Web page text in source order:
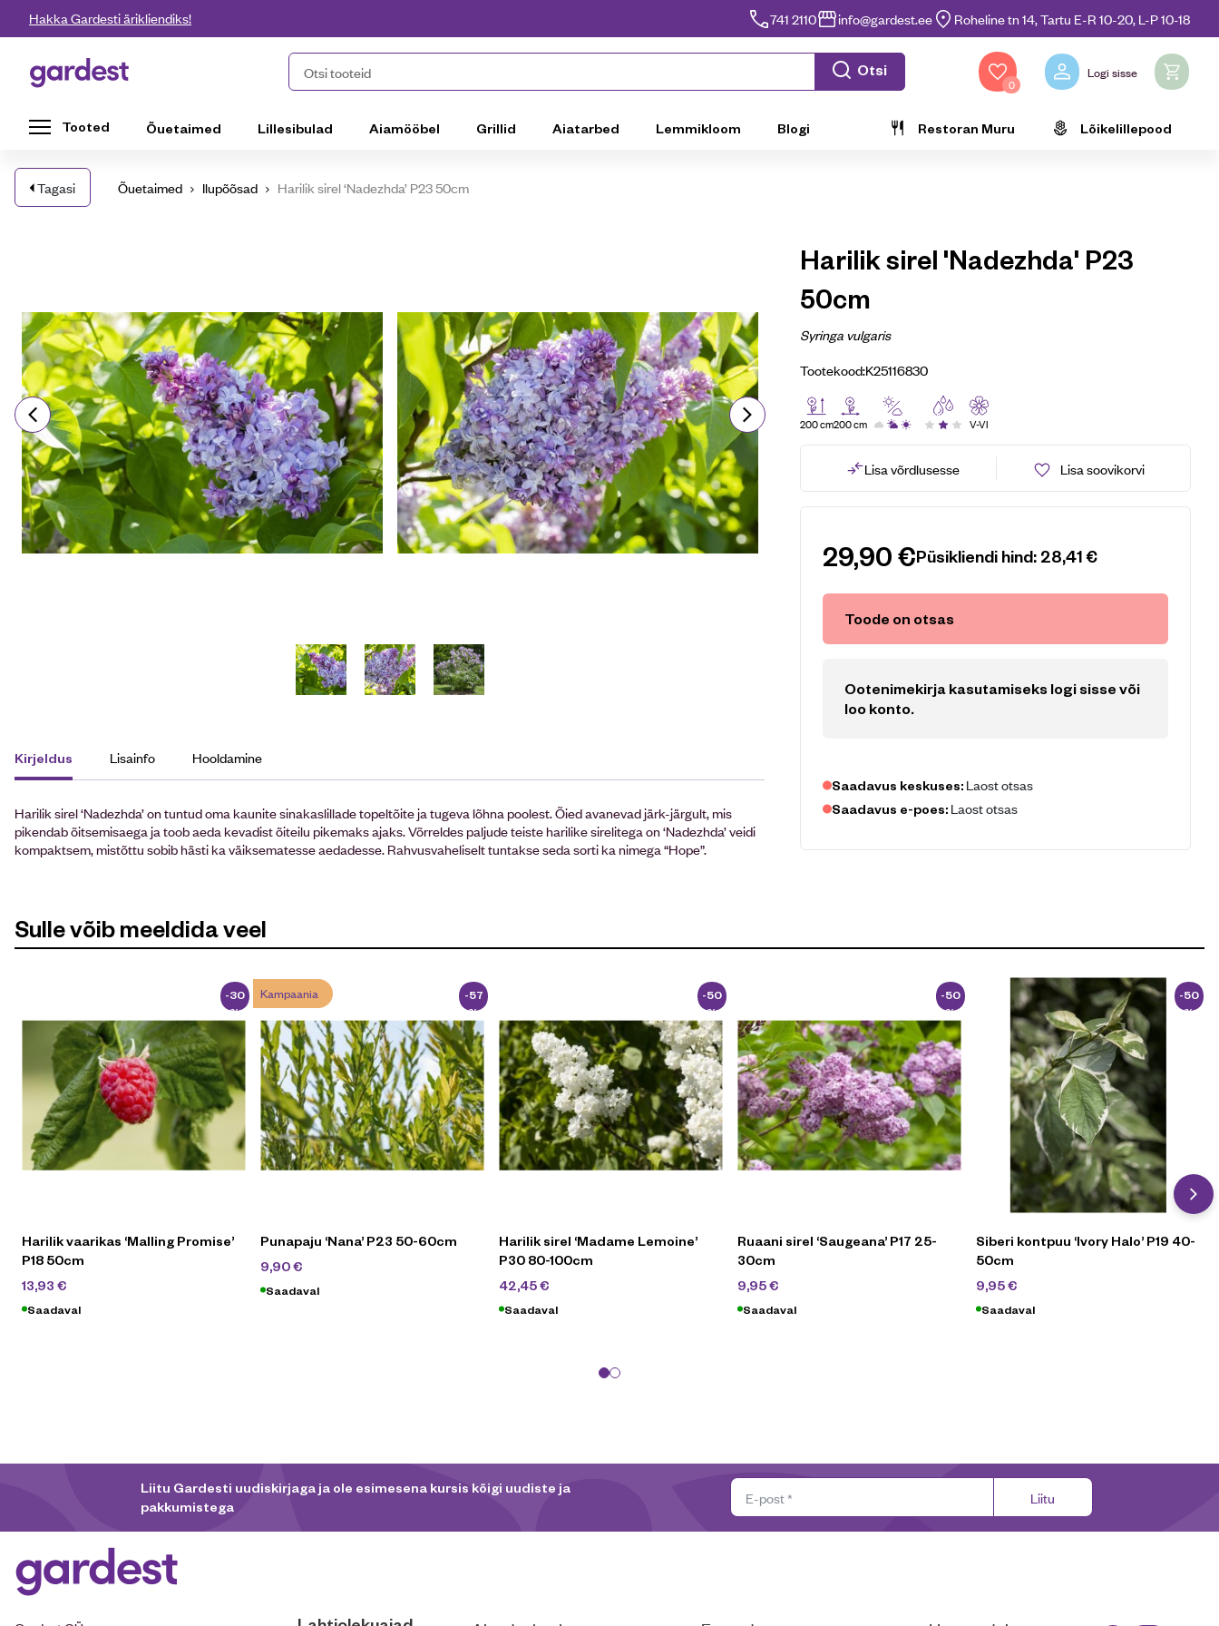
Liigu edasi põhisisu juurde
Hakka Gardesti ärikliendiks! 741 2110 info@gardest.ee Roheline tn 14, Tartu E-R 10-20, L-P 10-18
Gardest Otsi tooteid Otsi
0
Logi sisse
Tooted Õuetaimed Lillesibulad Aiamööbel Grillid Aiatarbed Lemmikloom Blogi Restoran Muru Lõikelillepood
Tagasi Õuetaimed Ilupõõsad Harilik sirel ‘Nadezhda’ P23 50cm
Kirjeldus Lisainfo Hooldamine
Harilik sirel ‘Nadezhda’ on tuntud oma kaunite sinakaslillade topeltõite ja tugeva lõhna poolest. Õied avanevad järk-järgult, mis
pikendab õitsemisaega ja toob aeda kevadist õiteilu pikemaks ajaks. Võrreldes paljude teiste harilike sirelitega on ‘Nadezhda’ veidi
kompaktsem, mistõttu sobib hästi ka väiksematesse aedadesse. Rahvusvaheliselt tuntakse seda sorti ka nimega “Hope”.
Harilik sirel 'Nadezhda' P23
50cm
Syringa vulgaris
Tootekood:K25116830
200 cm200 cm V-VI
Lisa võrdlusesse Lisa soovikorvi
29,90€Püsikliendi hind: 28,41€
Toode on otsas
Ootenimekirja kasutamiseks logi sisse või
loo konto.
Saadavus keskuses: Laost otsas
Saadavus e-poes: Laost otsas
Sulle võib meeldida veel
-30
%
Harilik vaarikas ‘Malling Promise’
P18 50cm
13,93 €
Saadaval
Kampaania
-57
%
Punapaju ‘Nana’ P23 50-60cm
9,90€
Saadaval
-50
%
Harilik sirel ‘Madame Lemoine’
P30 80-100cm
42,45€
Saadaval
-50
%
Ruaani sirel ‘Saugeana’ P17 25-
30cm
9,95€
Saadaval
-50
%
Siberi kontpuu ‘Ivory Halo’ P19 40-
50cm
9,95€
Saadaval
Liitu Gardesti uudiskirjaga ja ole esimesena kursis kõigi uudiste ja
pakkumistega
Liitu